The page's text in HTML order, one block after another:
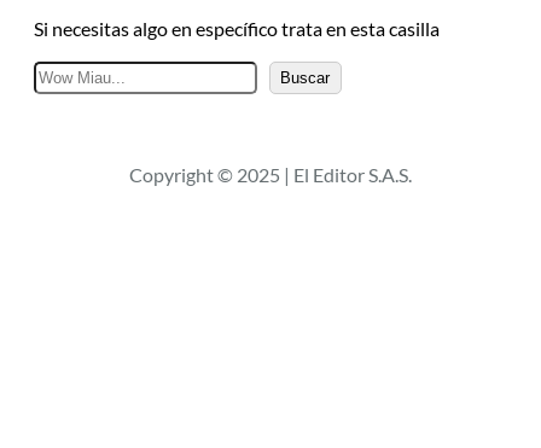
Si necesitas algo en específico trata en esta casilla
B
u
a
Buscar
Copyright © 2025 | El Editor S.A.S.